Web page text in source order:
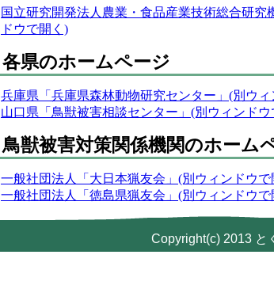
国立研究開発法人農業・食品産業技術総合研
ドウで開く)
各県のホームページ
兵庫県「兵庫県森林動物研究センター」(別ウ
山口県「鳥獣被害相談センター」(別ウィンドウ
鳥獣被害対策関係機関のホーム
一般社団法人「大日本猟友会」(別ウィンドウで
一般社団法人「徳島県猟友会」(別ウィンドウで
Copyright(c) 2013 と